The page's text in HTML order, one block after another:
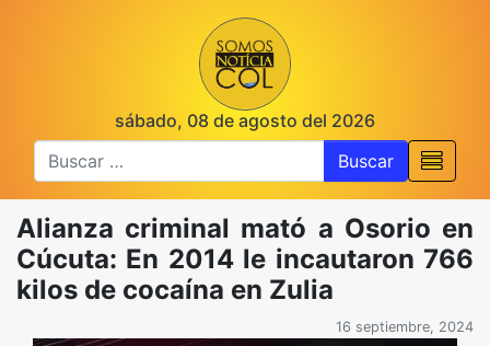
sábado, 08 de agosto del 2026
Buscar
Alianza criminal mató a Osorio en
Cúcuta: En 2014 le incautaron 766
kilos de cocaína en Zulia
16 septiembre, 2024